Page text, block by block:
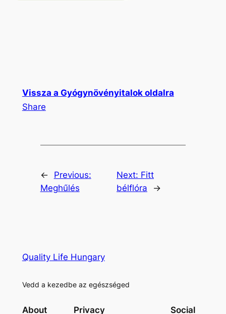
Vissza a Gyógynövényitalok oldalra
Share
←
Previous:
Meghűlés
Next: Fitt
bélflóra
→
Quality Life Hungary
Vedd a kezedbe az egészséged
About Privacy Social